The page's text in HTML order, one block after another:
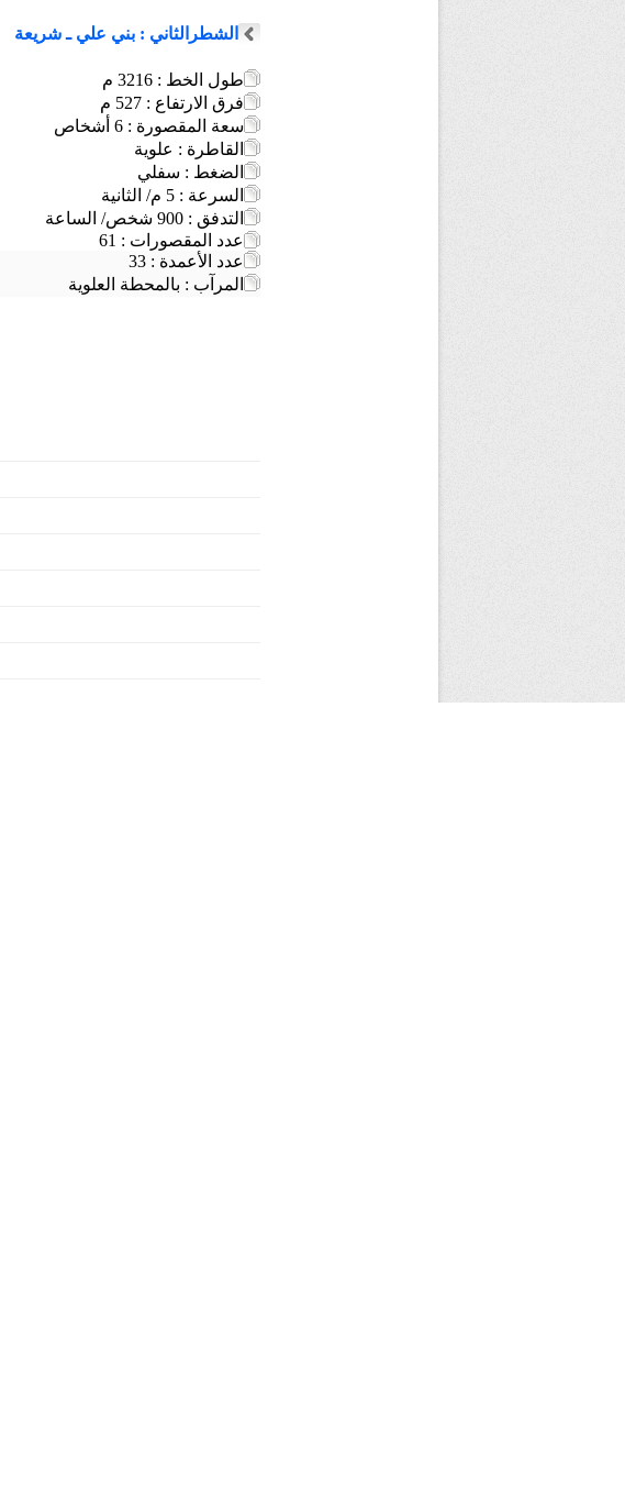
الشطرالثاني : بني علي ـ شريعة
طول الخط : 3216 م
فرق الارتفاع : 527 م
سعة المقصورة : 6 أشخاص
القاطرة : علوية
الضغط : سفلي
السرعة : 5 م/ الثانية
التدفق : 900 شخص/ الساعة
عدد المقصورات : 61
عدد الأعمدة : 33
المرآب : بالمحطة العلوية